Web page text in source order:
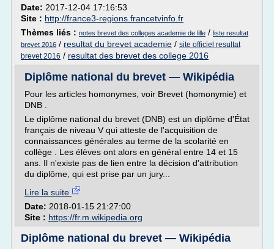
Date: 2017-12-04 17:16:53
Site : http://france3-regions.francetvinfo.fr
Thèmes liés : notes brevet des colleges academie de lille / liste resultat
brevet 2016 / resultat du brevet academie / site officiel resultat
brevet 2016 / resultat des brevet des college 2016
Diplôme national du brevet — Wikipédia
Pour les articles homonymes, voir Brevet (homonymie) et
DNB .
Le diplôme national du brevet (DNB) est un diplôme d'État
français de niveau V qui atteste de l'acquisition de
connaissances générales au terme de la scolarité en
collège . Les élèves ont alors en général entre 14 et 15
ans. Il n'existe pas de lien entre la décision d'attribution
du diplôme, qui est prise par un jury...
Lire la suite
Date: 2018-01-15 21:27:00
Site : https://fr.m.wikipedia.org
Diplôme national du brevet — Wikipédia